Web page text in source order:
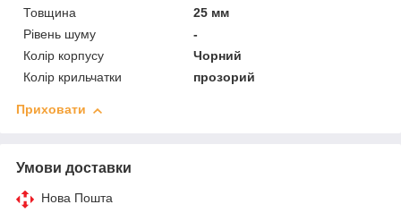
Товщина
25 мм
Рівень шуму
-
Колір корпусу
Чорний
Колір крильчатки
прозорий
Приховати
Умови доставки
Нова Пошта